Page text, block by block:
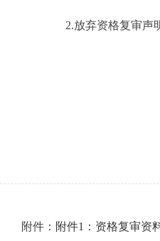
2.放弃资格复审声
附件： 附件1：资格复审资